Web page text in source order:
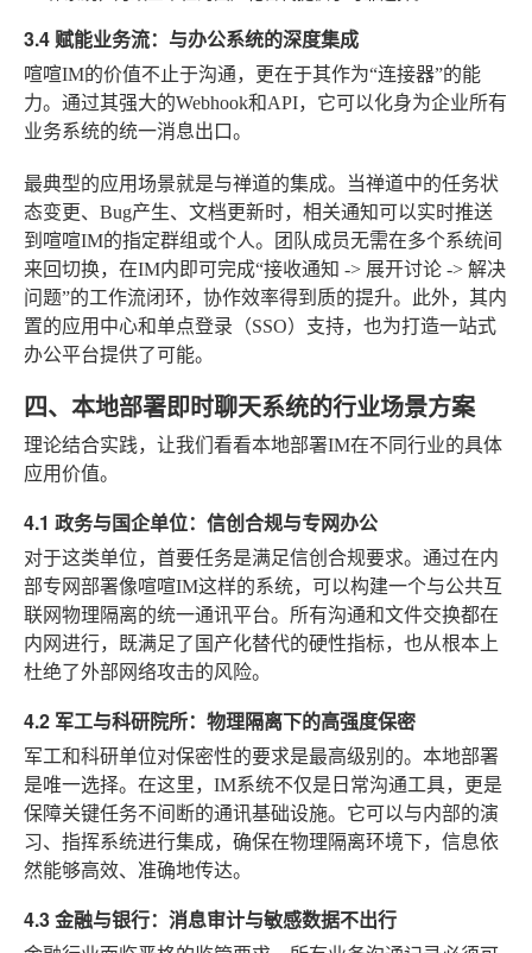
3.4 赋能业务流：与办公系统的深度集成
喧喧IM的价值不止于沟通，更在于其作为“连接器”的能
力。通过其强大的Webhook和API，它可以化身为企业所有
业务系统的统一消息出口。
最典型的应用场景就是与禅道的集成。当禅道中的任务状
态变更、Bug产生、文档更新时，相关通知可以实时推送
到喧喧IM的指定群组或个人。团队成员无需在多个系统间
来回切换，在IM内即可完成“接收通知 -> 展开讨论 -> 解决
问题”的工作流闭环，协作效率得到质的提升。此外，其内
置的应用中心和单点登录（SSO）支持，也为打造一站式
办公平台提供了可能。
四、本地部署即时聊天系统的行业场景方案
理论结合实践，让我们看看本地部署IM在不同行业的具体
应用价值。
4.1 政务与国企单位：信创合规与专网办公
对于这类单位，首要任务是满足信创合规要求。通过在内
部专网部署像喧喧IM这样的系统，可以构建一个与公共互
联网物理隔离的统一通讯平台。所有沟通和文件交换都在
内网进行，既满足了国产化替代的硬性指标，也从根本上
杜绝了外部网络攻击的风险。
4.2 军工与科研院所：物理隔离下的高强度保密
军工和科研单位对保密性的要求是最高级别的。本地部署
是唯一选择。在这里，IM系统不仅是日常沟通工具，更是
保障关键任务不间断的通讯基础设施。它可以与内部的演
习、指挥系统进行集成，确保在物理隔离环境下，信息依
然能够高效、准确地传达。
4.3 金融与银行：消息审计与敏感数据不出行